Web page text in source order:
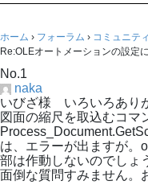
ホーム › フォーラム › コミュニティ
Re:OLEオートメーションの設定
No.1
naka
いびざ様 いろいろあり
図面の縮尺を取込むコマ
は、エラーが出ますが。
部は作動しないのでしょ
面倒な質問すみません。